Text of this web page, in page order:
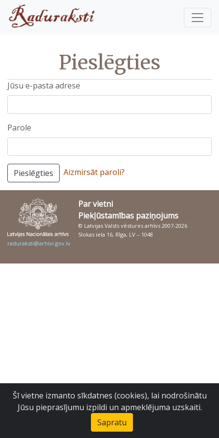
Pieslēgties
Jūsu e-pasta adrese
Parole
Pieslēgties Aizmirsāt paroli?
Par vietni
Piekļūstamības paziņojums
© Latvijas Valsts vēstures arhīvs 2007-2026
Slokas iela 16, Rīga, LV – 1048
raduraksti@arhivi.gov.lv
Šī vietne izmanto sīkdatnes (cookies), lai nodrošinātu
Jūsu pieprasījumu izpildi un apmeklējuma uzskaiti.
Sapratu